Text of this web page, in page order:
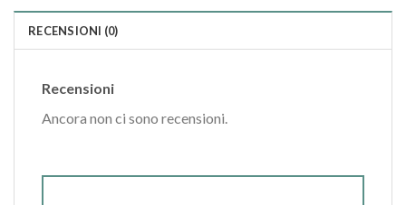
RECENSIONI (0)
Recensioni
Ancora non ci sono recensioni.